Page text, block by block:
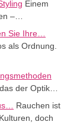
Einem
–…
Sie Ihre…
als Ordnung.
der Optik…
Rauchen ist
doch